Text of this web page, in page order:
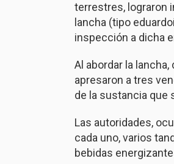
terrestres, lograron
lancha (tipo
inspección a dicha
Al abordar la
apresaron a tres
de la sustancia que
Las autoridades,
cada uno, varios
bebidas